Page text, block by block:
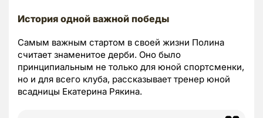
История одной важной победы
Самым важным стартом в своей жизни Полина
считает знаменитое дерби. Оно было
принципиальным не только для юной спортсменки,
но и для всего клуба, рассказывает тренер юной
всадницы Екатерина Рякина.